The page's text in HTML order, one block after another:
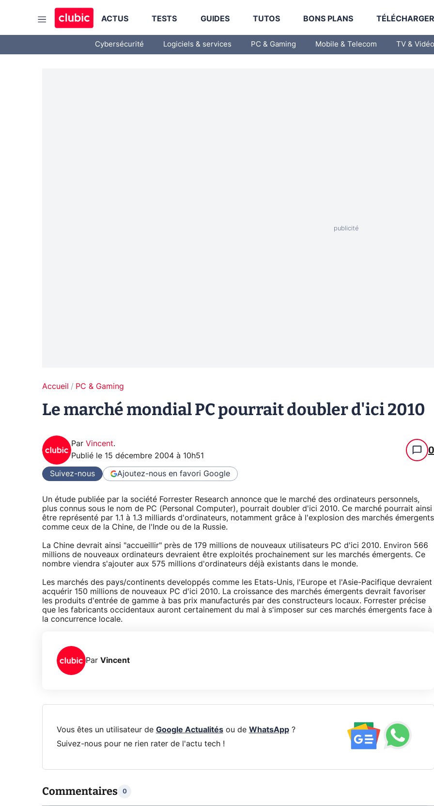
ACTUS TESTS GUIDES TUTOS BONS PLANS
Cybersécurité Logiciels & services PC & Gaming Mobile & Telecom TV & Vidéo
Accueil PC & Gaming
Le marché mondial PC pourrait doubler d'ici 2010
Par Vincent.
Publié le 15 décembre 2004 à 10h51 0
Suivez-nous Ajoutez-nous en favori Google
Un étude publiée par la société Forrester Research annonce que le marché des ordinateurs personnels,
plus connus sous le nom de PC (Personal Computer), pourrait doubler d'ici 2010. Ce marché pourrait ainsi
être représenté par 1.1 à 1.3 milliards d'ordinateurs, notamment grâce à l'explosion des marchés émergents
comme ceux de la Chine, de l'Inde ou de la Russie.
La Chine devrait ainsi "accueillir" près de 179 millions de nouveaux utilisateurs PC d'ici 2010. Environ 566
millions de nouveaux ordinateurs devraient être exploités prochainement sur les marchés émergents. Ce
nombre viendra s'ajouter aux 575 millions d'ordinateurs déjà existants dans le monde.
Les marchés des pays/continents developpés comme les Etats-Unis, l'Europe et l'Asie-Pacifique devraient
acquérir 150 millions de nouveaux PC d'ici 2010. La croissance des marchés émergents devrait favoriser
les produits d'entrée de gamme à bas prix manufacturés par des constructeurs locaux. Forrester précise
que les fabricants occidentaux auront certainement du mal à s'imposer sur ces marchés émergents face à
la concurrence locale.
Par Vincent
Vous êtes un utilisateur de Google Actualitésou de WhatsApp?
Suivez-nous pour ne rien rater de l'actu tech !
Commentaires 0